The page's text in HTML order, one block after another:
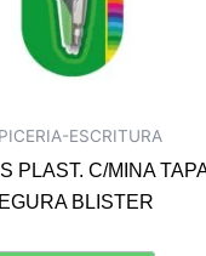
ESCRITURA
PLAST. C/MINA
BLISTER